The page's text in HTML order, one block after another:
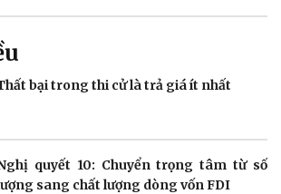
Tin Công nghệ
Trải nghiệm
bại trong thi cử là trả giá ít nhất
quyết 10: Chuyển trọng tâm từ số
sang chất lượng dòng vốn FDI